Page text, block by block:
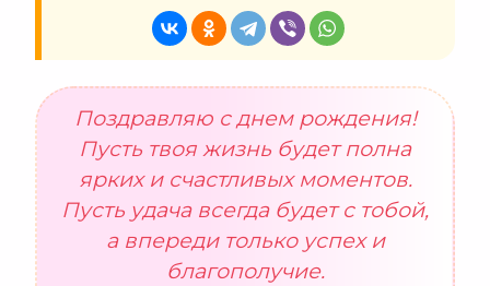
Поздравляю с днем рождения!
Пусть твоя жизнь будет полна
ярких и счастливых моментов.
Пусть удача всегда будет с тобой,
а впереди только успех и
благополучие.